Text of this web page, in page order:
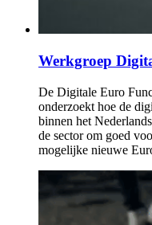
Werkgroep
De Digitale Euro
onderzoekt hoe de
binnen het
de sector om goed
mogelijke nieuwe